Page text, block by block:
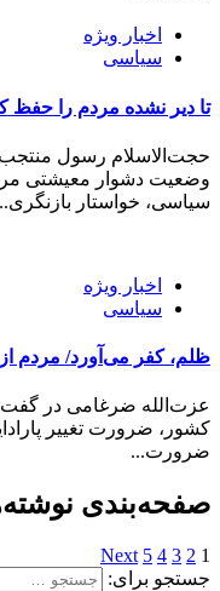
اخبار ویژه
سیاسی
تا دیر نشده مردم را حفظ
حجت‌الاسلام رسول
وضعیت دشوار معیشتی
سیاسی، خواستار
اخبار ویژه
سیاسی
ظلم، کفر می‌آورد/ مردم
عزت‌الله ضرغامی در
کشور، ضرورت تغییر
ضرورت...
صفحه‌بندی
1
2
3
4
5
Next
جستجو برای: